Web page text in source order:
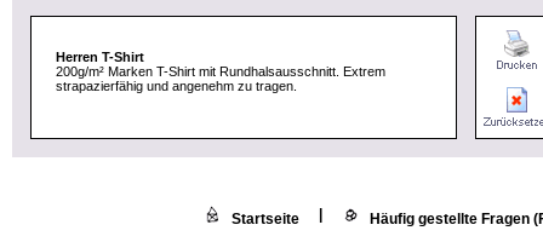
Herren T-Shirt
200g/m² Marken T-Shirt mit Rundhalsausschnitt. Extrem
strapazierfähig und angenehm zu tragen.
Startseite Häufig gestellte Fragen